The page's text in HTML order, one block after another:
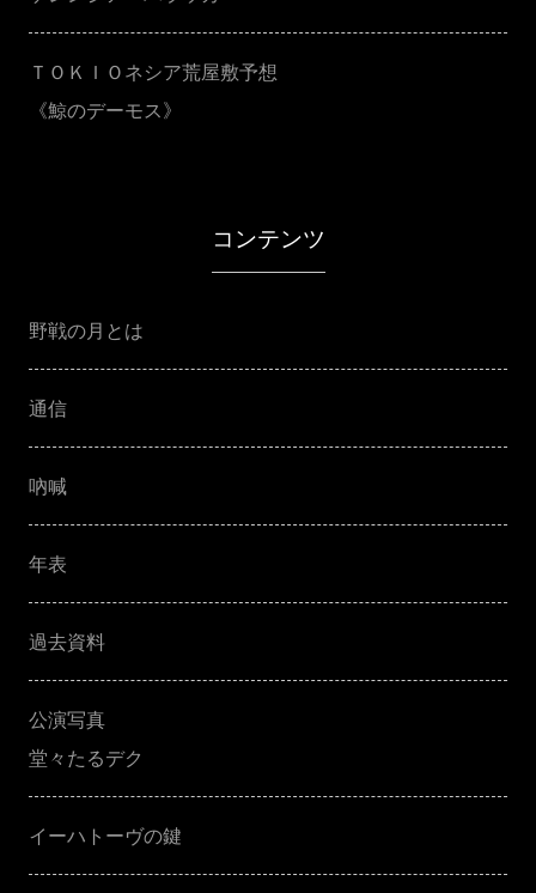
ＴＯＫＩＯネシア荒屋敷予想
《鯨のデーモス》
コンテンツ
野戦の月とは
通信
吶喊
年表
過去資料
公演写真
堂々たるデク
イーハトーヴの鍵